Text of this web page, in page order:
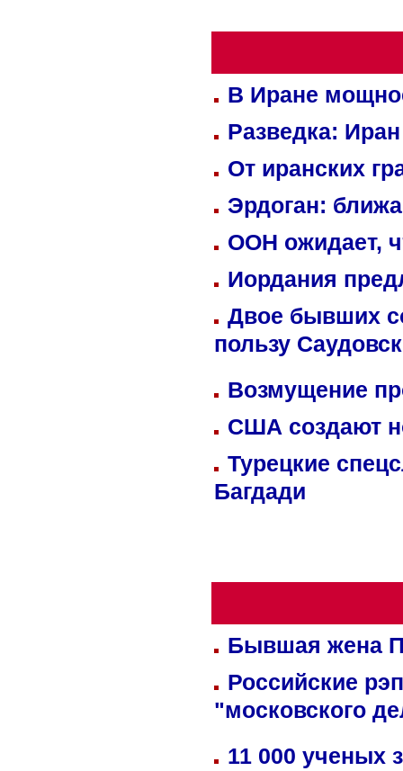
В Иране
Разведка:
От иранских
Эрдоган:
ООН ожидает,
Иордания
Двое бывших
пользу
Возмущение
США создают
Турецкие
Багдади
Бывшая жена
Российские
"московского
11 000 ученых